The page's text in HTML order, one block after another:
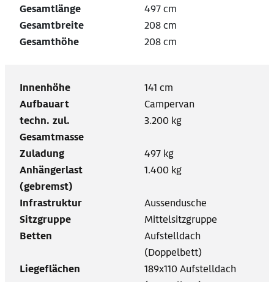
Gesamtlänge
497 cm
Gesamtbreite
208 cm
Gesamthöhe
208 cm
Innenhöhe
141 cm
Aufbauart
Campervan
techn. zul.
Gesamtmasse
3.200 kg
Zuladung
497 kg
Anhängerlast
(gebremst)
1.400 kg
Infrastruktur
Aussendusche
Sitzgruppe
Mittelsitzgruppe
Betten
Aufstelldach
(Doppelbett)
Liegeflächen
189x110 Aufstelldach